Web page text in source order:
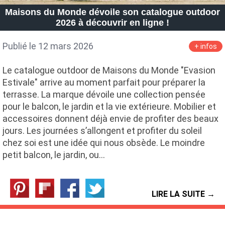
Maisons du Monde dévoile son catalogue outdoor
2026 à découvrir en ligne !
Publié le 12 mars 2026 + infos
Le catalogue outdoor de Maisons du Monde "Evasion
Estivale" arrive au moment parfait pour préparer la
terrasse. La marque dévoile une collection pensée
pour le balcon, le jardin et la vie extérieure. Mobilier et
accessoires donnent déjà envie de profiter des beaux
jours. Les journées s’allongent et profiter du soleil
chez soi est une idée qui nous obsède. Le moindre
petit balcon, le jardin, ou…
LIRE LA SUITE →